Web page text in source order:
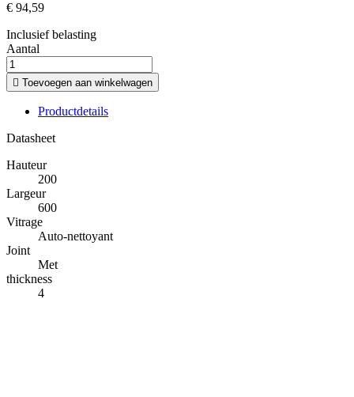
€ 94,59
Inclusief belasting
Aantal
 Toevoegen aan winkelwagen
Productdetails
Datasheet
Hauteur
200
Largeur
600
Vitrage
Auto-nettoyant
Joint
Met
thickness
4